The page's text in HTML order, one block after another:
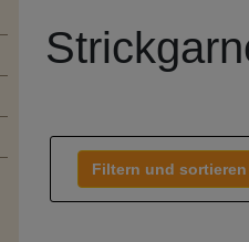
Filtern und sortieren